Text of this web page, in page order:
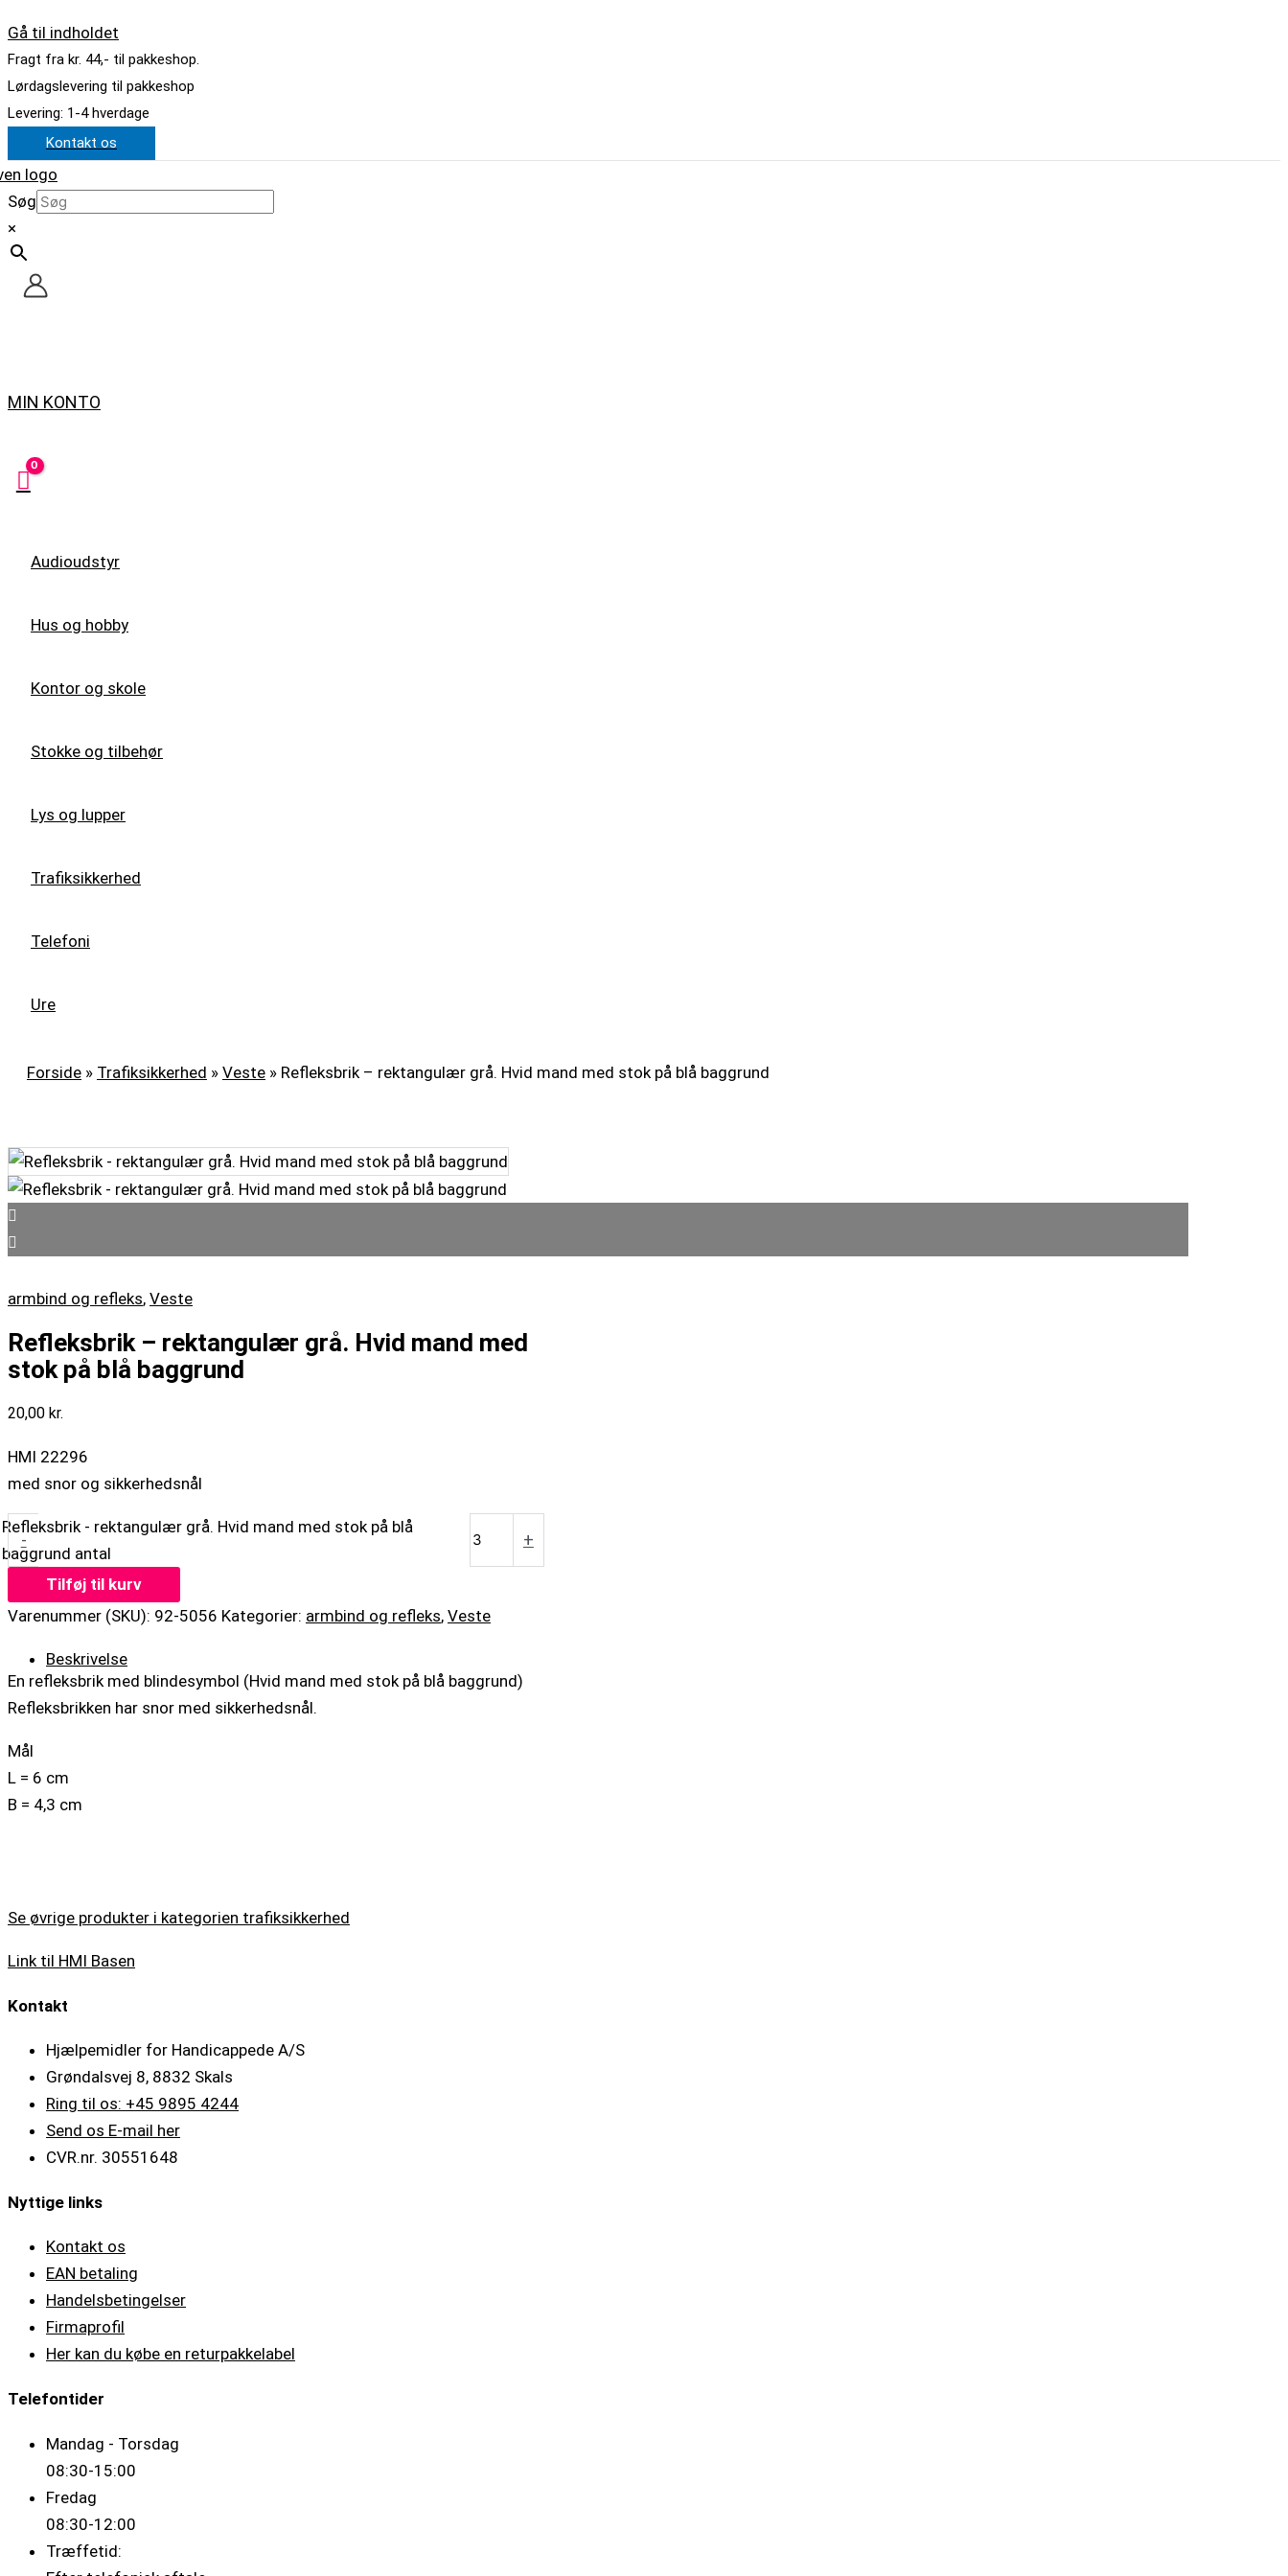
Gå til indholdet
Fragt fra kr. 44,- til pakkeshop.
Lørdagslevering til pakkeshop
Levering: 1-4 hverdage
Kontakt os
Søg
×
MIN KONTO
Audioudstyr
Hus og hobby
Kontor og skole
Stokke og tilbehør
Lys og lupper
Trafiksikkerhed
Telefoni
Ure
Forside » Trafiksikkerhed » Veste » Refleksbrik – rektangulær grå. Hvid mand med stok på blå baggrund
armbind og refleks, Veste
Refleksbrik – rektangulær grå. Hvid mand med
stok på blå baggrund
20,00 kr.
HMI 22296
med snor og sikkerhedsnål
-
Refleksbrik - rektangulær grå. Hvid mand med stok på blå
baggrund antal
+
Tilføj til kurv
Varenummer (SKU): 92-5056 Kategorier: armbind og refleks, Veste
Beskrivelse
En refleksbrik med blindesymbol (Hvid mand med stok på blå baggrund)
Refleksbrikken har snor med sikkerhedsnål.
Mål
L = 6 cm
B = 4,3 cm
Se øvrige produkter i kategorien trafiksikkerhed
Link til HMI Basen
Kontakt
Hjælpemidler for Handicappede A/S
Grøndalsvej 8, 8832 Skals
Ring til os: +45 9895 4244
Send os E-mail her
CVR.nr. 30551648
Nyttige links
Kontakt os
EAN betaling
Handelsbetingelser
Firmaprofil
Her kan du købe en returpakkelabel
Telefontider
Mandag - Torsdag
08:30-15:00
Fredag
08:30-12:00
Træffetid: